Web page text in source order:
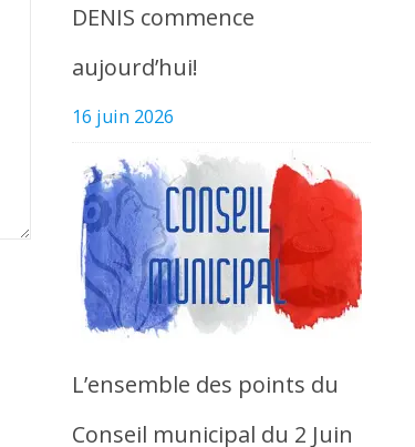
DENIS commence
aujourd’hui!
16 juin 2026
L’ensemble des points du
Conseil municipal du 2 Juin